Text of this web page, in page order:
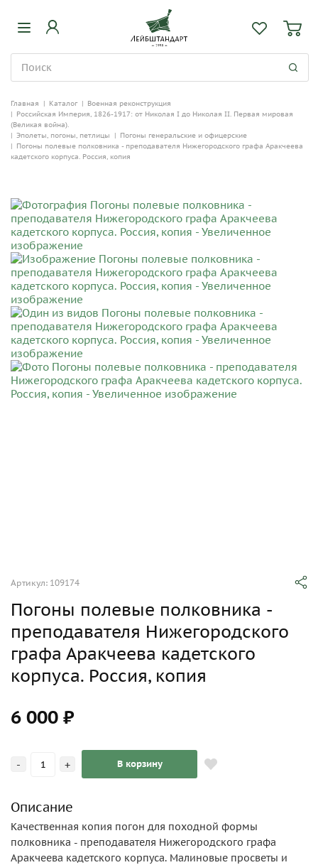
Главная | Каталог | Военная реконструкция
| Российская Империя, 1826-1917: от Николая I до Николая II. Первая мировая
(Великая война).
| Эполеты, погоны, петлицы | Погоны генеральские и офицерские
| Погоны полевые полковника - преподавателя Нижегородского графа Аракчеева
кадетского корпуса. Россия, копия
Артикул: 109174
Погоны полевые полковника -
преподавателя Нижегородского
графа Аракчеева кадетского
корпуса. Россия, копия
6 000 ₽
- + В корзину
Описание
Качественная копия погон для походной формы
полковника - преподавателя Нижегородского графа
Аракчеева кадетского корпуса. Малиновые просветы и